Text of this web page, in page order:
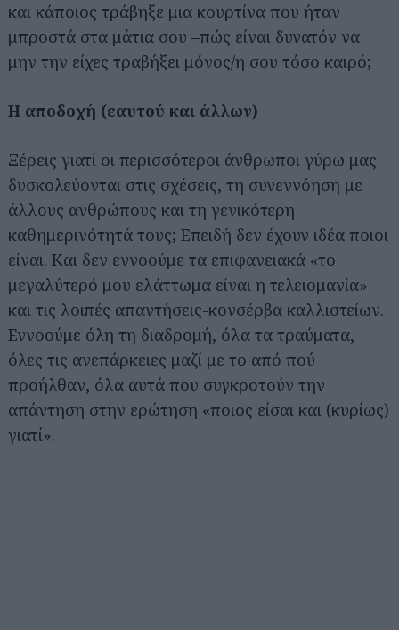
και κάποιος τράβηξε μια κουρτίνα που ήταν
μπροστά στα μάτια σου –πώς είναι δυνατόν να
μην την είχες τραβήξει μόνος/η σου τόσο καιρό;
Η αποδοχή (εαυτού και άλλων)
Ξέρεις γιατί οι περισσότεροι άνθρωποι γύρω μας
δυσκολεύονται στις σχέσεις, τη συνεννόηση με
άλλους ανθρώπους και τη γενικότερη
καθημερινότητά τους; Επειδή δεν έχουν ιδέα ποιοι
είναι. Και δεν εννοούμε τα επιφανειακά «το
μεγαλύτερό μου ελάττωμα είναι η τελειομανία»
και τις λοιπές απαντήσεις-κονσέρβα καλλιστείων.
Εννοούμε όλη τη διαδρομή, όλα τα τραύματα,
όλες τις ανεπάρκειες μαζί με το από πού
προήλθαν, όλα αυτά που συγκροτούν την
απάντηση στην ερώτηση «ποιος είσαι και (κυρίως)
γιατί».